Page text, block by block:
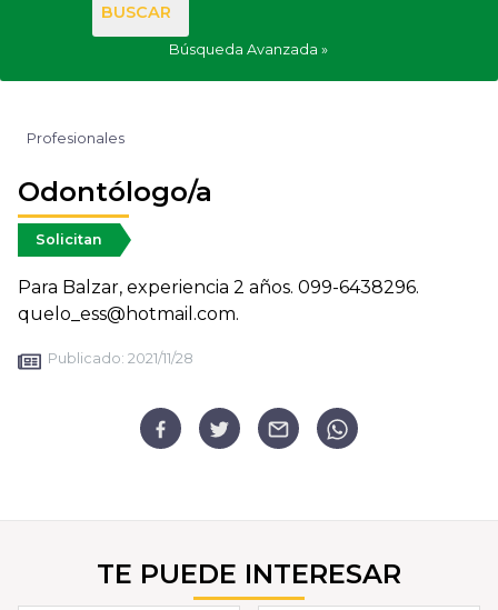
BUSCAR
Búsqueda Avanzada
Profesionales
Odontólogo/a
Solicitan
Para Balzar, experiencia 2 años. 099-6438296.
quelo_ess@hotmail.com.
Publicado: 2021/11/28
TE PUEDE INTERESAR